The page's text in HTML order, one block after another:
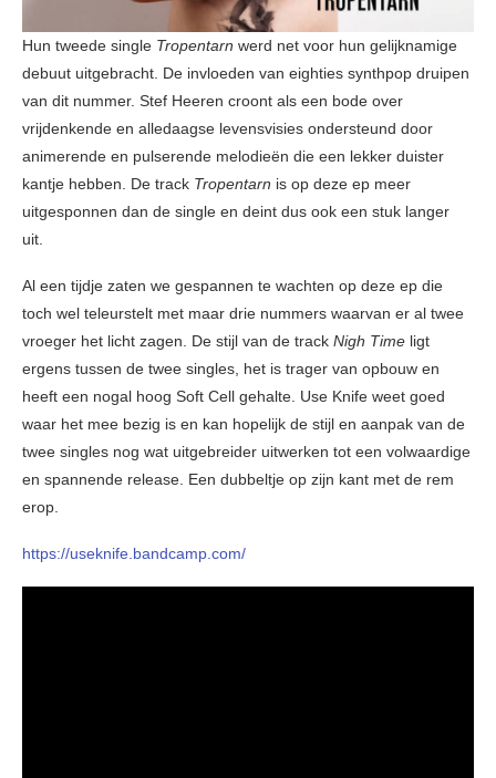
Hun tweede single Tropentarn werd net voor hun gelijknamige
debuut uitgebracht. De invloeden van eighties synthpop druipen
van dit nummer. Stef Heeren croont als een bode over
vrijdenkende en alledaagse levensvisies ondersteund door
animerende en pulserende melodieën die een lekker duister
kantje hebben. De track Tropentarn is op deze ep meer
uitgesponnen dan de single en deint dus ook een stuk langer
uit.
Al een tijdje zaten we gespannen te wachten op deze ep die
toch wel teleurstelt met maar drie nummers waarvan er al twee
vroeger het licht zagen. De stijl van de track Nigh Time ligt
ergens tussen de twee singles, het is trager van opbouw en
heeft een nogal hoog Soft Cell gehalte. Use Knife weet goed
waar het mee bezig is en kan hopelijk de stijl en aanpak van de
twee singles nog wat uitgebreider uitwerken tot een volwaardige
en spannende release. Een dubbeltje op zijn kant met de rem
erop.
https://useknife.bandcamp.com/